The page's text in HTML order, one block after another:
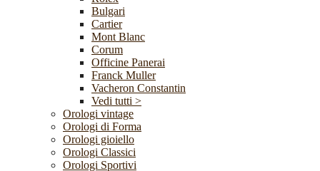
Bulgari
Cartier
Mont Blanc
Corum
Officine Panerai
Franck Muller
Vacheron Constantin
Vedi tutti >
Orologi vintage
Orologi di Forma
Orologi gioiello
Orologi Classici
Orologi Sportivi